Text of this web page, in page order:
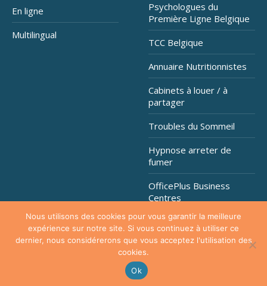
En ligne
Multilingual
Psychologues du
Première Ligne Belgique
TCC Belgique
Annuaire Nutritionnistes
Cabinets à louer / à
partager
Troubles du Sommeil
Hypnose arreter de
fumer
OfficePlus Business
Centres
Copyright © 2026Hypnose Addiction. Tous droits réservés.
Privium - Services pour psychologues, psychothérapeutes et
hypnothérapeutes.
RGPD - Politique de Protection de la Vie Privée
Nous utilisons des cookies pour vous garantir la meilleure
expérience sur notre site. Si vous continuez à utiliser ce
dernier, nous considérerons que vous acceptez l'utilisation des
cookies.
Ok